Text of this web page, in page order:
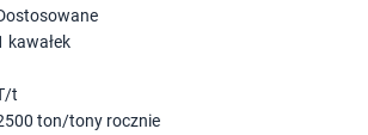
kawałek
t
ton/tony rocznie